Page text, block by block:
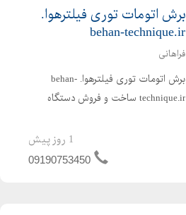
برش اتومات توری فیلترهوا.
behan-technique.ir
فراهانی
برش اتومات توری فیلترهوا. behan-
technique.ir ساخت و فروش دستگاه
تولید کنندگان فیلترهوا سبک وسنگین ،
گروه صنعتی بهان تکنیک ،دستگاه برش
1 روز پیش
09190753450